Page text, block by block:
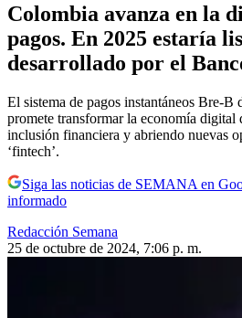
Colombia avanza en la
pagos. En 2025 estaría
desarrollado por el
El sistema de pagos instantáneos Bre-B
promete transformar la economía digital
inclusión financiera y abriendo nuevas
‘fintech’.
Siga las noticias de SEMANA en
informado
Redacción Semana
25 de octubre de 2024, 7:06 p. m.